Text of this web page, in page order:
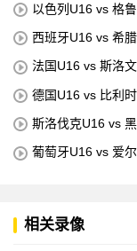
以色列U16 vs 格
西班牙U16 vs 希
法国U16 vs 斯洛
德国U16 vs 比利
斯洛伐克U16 vs
葡萄牙U16 vs 爱
相关录像